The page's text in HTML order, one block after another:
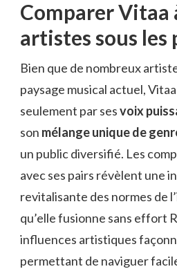
Comparer Vitaa
artistes sous les
Bien que de nombreux
paysage musical actuel,
seulement par sesvoix
son mélange unique de
un public diversifié. Les
avec ses pairs révèlent une
revitalisante des normes de
qu’elle fusionne sans effort
influences artistiques
permettant de naviguer